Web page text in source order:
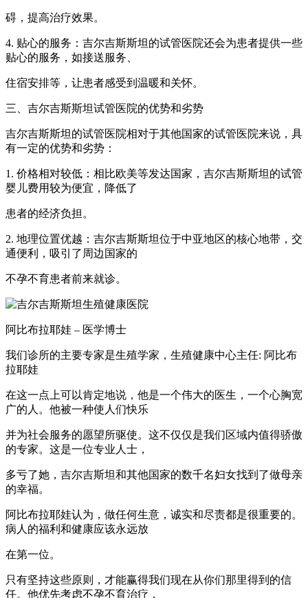
碍，提高治疗效果。
4. 贴心的服务：吉尔吉斯斯坦的试管医院还会为患者提供一些
贴心的服务，如接送服务、
住宿安排等，让患者感受到温暖和关怀。
三、吉尔吉斯斯坦试管医院的优势和劣势
吉尔吉斯斯坦的试管医院相对于其他国家的试管医院来说，具
有一定的优势和劣势：
1. 价格相对较低：相比欧美等发达国家，吉尔吉斯斯坦的试管
婴儿费用较为便宜，降低了
患者的经济负担。
2. 地理位置优越：吉尔吉斯斯坦位于中亚地区的核心地带，交
通便利，吸引了周边国家的
不孕不育患者前来就诊。
阿比布拉耶娃 – 医学博士
我们诊所的主要专家是生殖学家，生殖健康中心主任: 阿比布
拉耶娃
在这一点上可以肯定地说，他是一个伟大的医生，一个心胸宽
广的人。他被一种使人们快乐
并为社会服务的愿望所驱使。这不仅仅是我们区域内值得骄傲
的专家。这是一位专业人士，
多亏了她，吉尔吉斯坦和其他国家的数千名妇女找到了做母亲
的幸福。
阿比布拉耶娃认为，做任何生意，诚实和尽责都是很重要的。
病人的福利和健康应该永远放
在第一位。
只有坚持这些原则，才能赢得我们现在从你们那里得到的信
任。他优先考虑不孕不育治疗，